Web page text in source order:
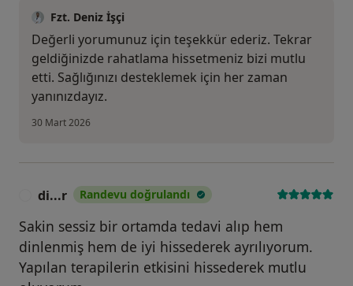
Fzt. Deniz İşçi
Değerli yorumunuz için teşekkür ederiz. Tekrar
geldiğinizde rahatlama hissetmeniz bizi mutlu
etti. Sağlığınızı desteklemek için her zaman
yanınızdayız.
30 Mart 2026
di...r Randevu doğrulandı
Sakin sessiz bir ortamda tedavi alıp hem
dinlenmiş hem de iyi hissederek ayrılıyorum.
Yapılan terapilerin etkisini hissederek mutlu